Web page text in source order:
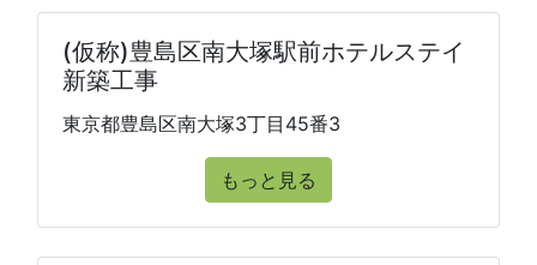
(仮称)豊島区南大塚駅前ホテルステイ
新築工事
東京都豊島区南大塚3丁目45番3
もっと見る